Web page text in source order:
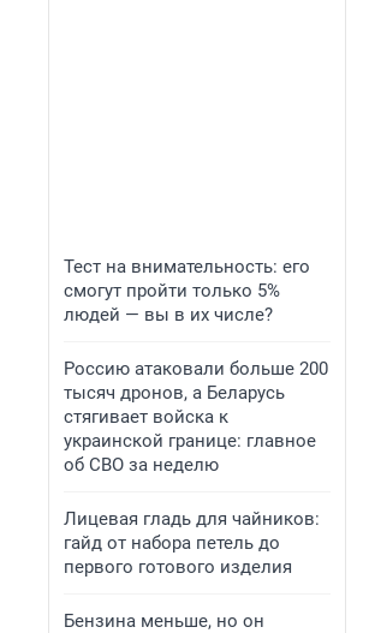
Тест на внимательность: его
смогут пройти только 5%
людей — вы в их числе?
Россию атаковали больше 200
тысяч дронов, а Беларусь
стягивает войска к
украинской границе: главное
об СВО за неделю
Лицевая гладь для чайников:
гайд от набора петель до
первого готового изделия
Бензина меньше, но он